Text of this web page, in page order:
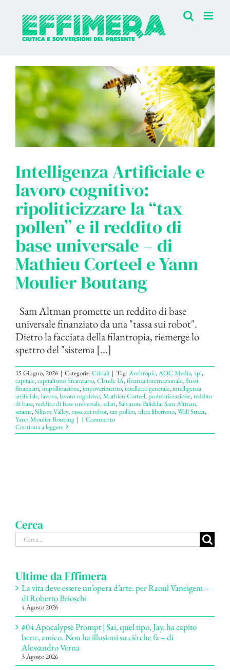
contenuto
Intelligenza Artificiale e
lavoro cognitivo:
ripoliticizzare la “tax
pollen” e il reddito di
base universale – di
Mathieu Corteel e Yann
Moulier Boutang
Sam Altman promette un reddito di base
universale finanziato da una "tassa sui robot".
Dietro la facciata della filantropia, riemerge lo
spettro del "sistema [...]
15 Giugno, 2026 | Categorie:Crinali | Tag:Anthropic,AOC Media,api,
capitale,capitalismo finanziario,Claude IA,finanza internazionale,flussi
finanziari,impollinazione,impoverimento,intelletto generale,intelligenza
artificiale,lavoro,lavoro cognitivo,Mathieu Corteel,proletarizzazione,reddito
di base,reddito di base universale,salari,Salvatore Palidda,Sam Altman,
sciame,Silicon Valley,tassa sui robot,tax pollen,ultra liberismo,Wall Street,
Yann Moulier Boutang | 1 Commento
Continua a leggere
Cerca
Cerca
per:
Ultime da Effimera
La vita deve essere un’opera d’arte: per Raoul Vaneigem –
di Roberto Brioschi
4 Agosto 2026
#04 Apocalypse Prompt | Sai, quel tipo, Jay, ha capito
bene, amico. Non ha illusioni su ciò che fa – di
Alessandro Verna
3 Agosto 2026